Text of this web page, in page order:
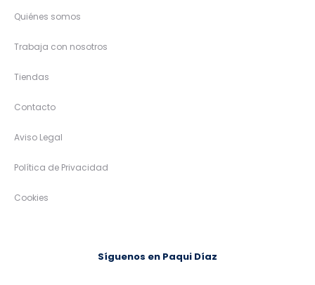
Quiénes somos
Trabaja con nosotros
Tiendas
Contacto
Aviso Legal
Política de Privacidad
Cookies
Síguenos en Paqui Díaz